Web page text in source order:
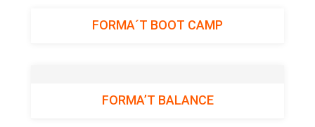
FORMA´T BOOT CAMP
FORMA’T BALANCE